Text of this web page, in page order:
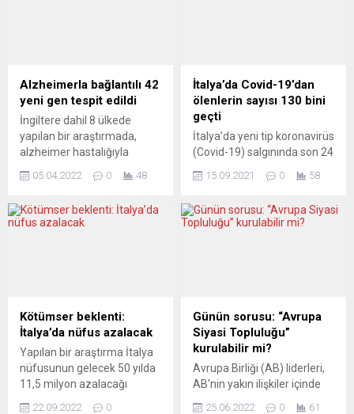
Alzheimerla bağlantılı 42
yeni gen tespit edildi
İngiltere dahil 8 ülkede
yapılan bir araştırmada,
alzheimer hastalığıyla
edildi, bulgular sayesinde
geliştirilebileceği veya
bir gen araştırmasının
sonuçlarını yayımladı.
Araştırmada, alzheimerlı
111 bin 326 kişilik bir grup,...
05.04.2022 0 48
İtalya’da Covid-19’dan
ölenlerin sayısı 130 bini
geçti
İtalya’da yeni tip koronavirüs
(Covid-19) salgınında son 24
kaybetti. Sağlık Bakanlığının
24 saatte yapılan 318 bin
593 testte 4 bin 21 kişiye
613 bin 214’e ulaştı. Ülkede...
15.09.2021 0 58
Kötümser beklenti:
İtalya’da nüfus azalacak
Yapılan bir araştırma İtalya
nüfusunun gelecek 50 yılda
11,5 milyon azalacağı
22.09.2022
0
Günün sorusu: “Avrupa
Siyasi Topluluğu”
kurulabilir mi?
Avrupa Birliği (AB) liderleri,
AB’nin yakın ilişkiler içinde
25.06.2022 0 61